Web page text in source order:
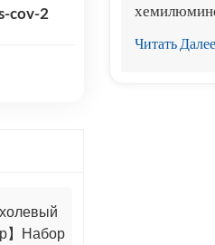
cov-2
】Набор
Читать Далее